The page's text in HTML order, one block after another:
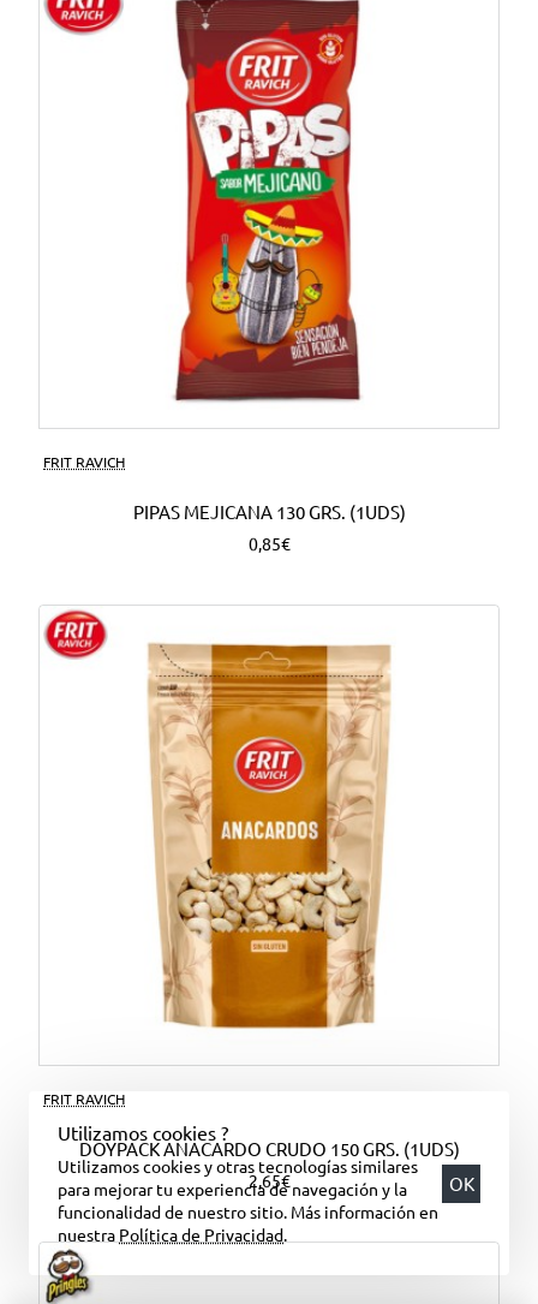
Utilizamos cookies ?
Utilizamos cookies y otras tecnologías similares
para mejorar tu experiencia de navegación y la
funcionalidad de nuestro sitio. Más información en
nuestra Política de Privacidad.
OK
FRIT RAVICH
PIPAS MEJICANA 130 GRS. (1UDS)
0,85€
FRIT RAVICH
DOYPACK ANACARDO CRUDO 150 GRS. (1UDS)
2,65€